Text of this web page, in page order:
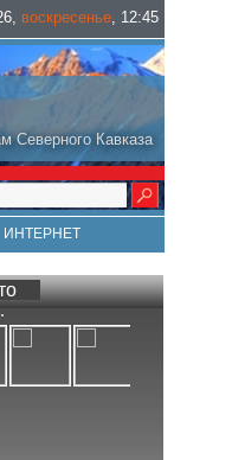
, воскресенье, 12:45
Северного Кавказа
ИНТЕРНЕТ